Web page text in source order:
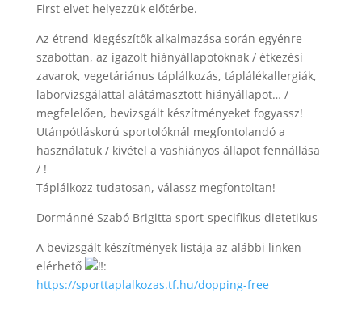
First elvet helyezzük előtérbe.
Az étrend-kiegészítők alkalmazása során egyénre
szabottan, az igazolt hiányállapotoknak / étkezési
zavarok, vegetáriánus táplálkozás, táplálékallergiák,
laborvizsgálattal alátámasztott hiányállapot… /
megfelelően, bevizsgált készítményeket fogyassz!
Utánpótláskorú sportolóknál megfontolandó a
használatuk / kivétel a vashiányos állapot fennállása
/ !
Táplálkozz tudatosan, válassz megfontoltan!
Dormánné Szabó Brigitta sport-specifikus dietetikus
A bevizsgált készítmények listája az alábbi linken
elérhető
:
https://sporttaplalkozas.tf.hu/dopping-free